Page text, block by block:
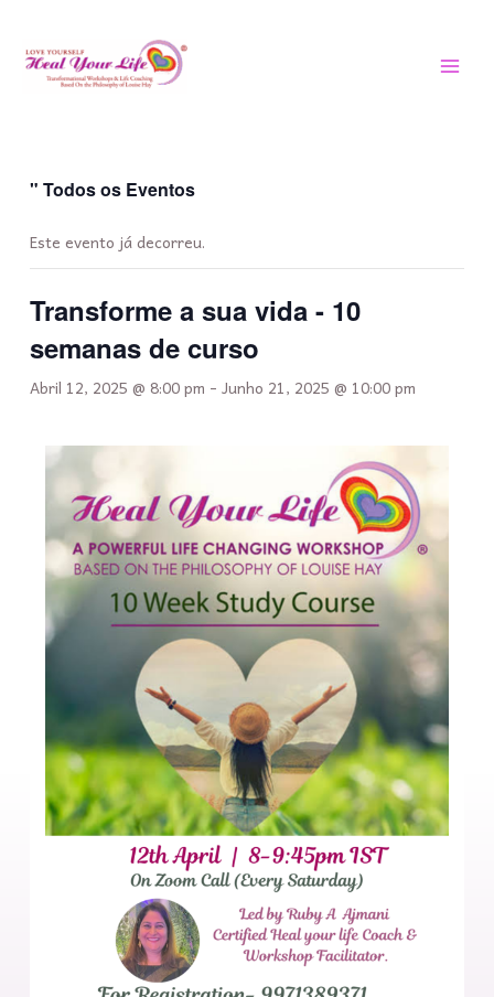
conteúdo
" Todos os Eventos
Este evento já decorreu.
Transforme a sua vida - 10
semanas de curso
Abril 12, 2025 @ 8:00 pm -Junho 21, 2025 @ 10:00 pm